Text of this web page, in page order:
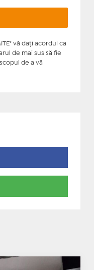
vă daţi acordul ca
de mai sus să fie
de a vă